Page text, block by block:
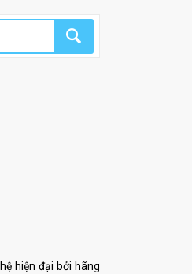
hiện đại bởi hãng